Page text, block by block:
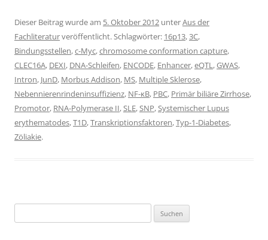
Dieser Beitrag wurde am 5. Oktober 2012 unterAus der
Fachliteraturveröffentlicht. Schlagwörter: 16p13,3C,
Bindungsstellen,c-Myc,chromosome conformation capture,
CLEC16A, DEXI, DNA-Schleifen, ENCODE, Enhancer,eQTL,GWAS,
Intron, JunD, Morbus Addison, MS, Multiple Sklerose,
Nebennierenrindeninsuffizienz, NF-κB, PBC, Primär biliäre Zirrhose,
Promotor, RNA-Polymerase II,SLE,SNP,Systemischer Lupus
erythematodes,T1D,Transkriptionsfaktoren,Typ-1-Diabetes,
Zöliakie.
nach: